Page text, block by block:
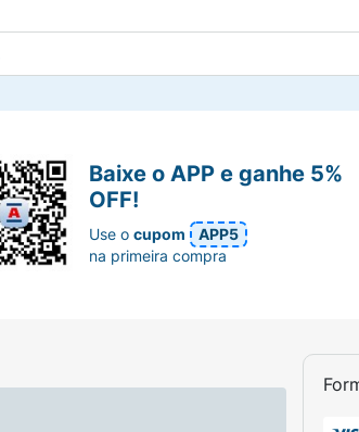
uma recuperação e nutrição capilar
Baixe o APP e ganhe 5%
OFF!
Use ocupom
APP5
na primeira compra